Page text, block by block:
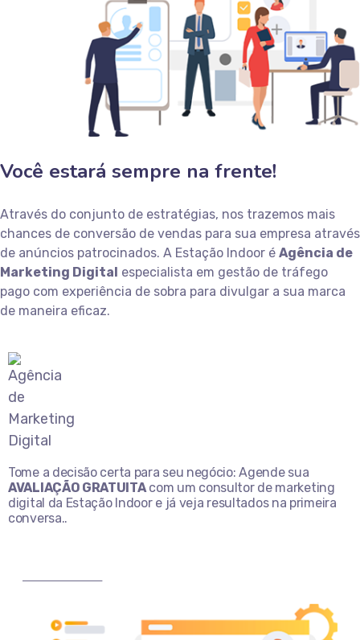
Você estará sempre na frente!
Através do conjunto de estratégias, nos trazemos mais
chances de conversão de vendas para sua empresa através
de anúncios patrocinados. A Estação Indoor é Agência de
Marketing Digital especialista em gestão de tráfego
pago com experiência de sobra para divulgar a sua marca
de maneira eficaz.
Tome a decisão certa para seu negócio: Agende sua
AVALIAÇÃO GRATUITAcom um consultor de marketing
digital da Estação Indoor e já veja resultados na primeira
conversa..